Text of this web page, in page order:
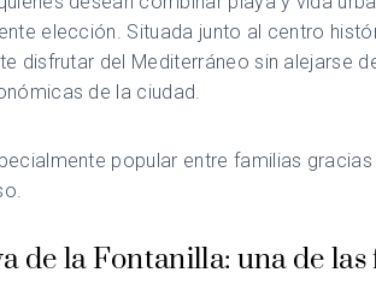
elección. Situada junto al centro
disfrutar del Mediterráneo sin alejarse
de la ciudad.
popular entre familias
de la Fontanilla: una de